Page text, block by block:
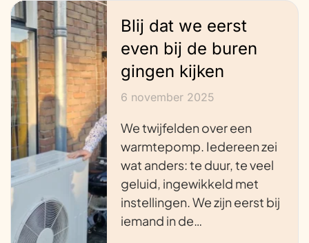
Blij dat we eerst
even bij de buren
gingen kijken
6 november 2025
We twijfelden over een
warmtepomp. Iedereen zei
wat anders: te duur, te veel
geluid, ingewikkeld met
instellingen. We zijn eerst bij
iemand in de…